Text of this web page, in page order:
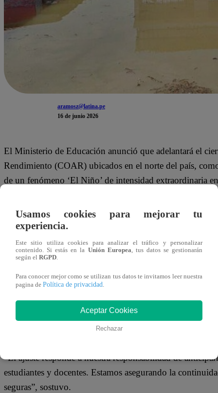
aramosz@latina.pe
16 de junio 2026
El Ministerio de Educación anunció que adelantará el
Rendimiento (COAR) ubicados en el norte del país,
de un fenómeno ‘El Niño’ de intensidad extraordinaria
realizada por la Dirección General de Servicios
de organismos especializados en meteorología y gestión
AJUSTE DEL CALENDARIO
La medida alcanza a los COAR de Lambayeque,
un total de 1,373 estudiantes de tercero, cuarto y quinto
objetivo es garantizar la seguridad de la comunidad
“El ajuste responde a nuestra responsabilidad de
estudiantes y docentes. Estamos asegurando la
seguras”, sostuvo.
Usamos cookies para mejorar tu
experiencia.
Este sitio utiliza cookies para analizar el tráfico y personalizar
contenido. Si estás en la Unión Europea, tus datos se gestionarán
según el RGPD.
Para conocer mejor como se utilizan tus datos te invitamos leer nuestra
pagina de Política de privacidad.
Aceptar Cookies
Rechazar